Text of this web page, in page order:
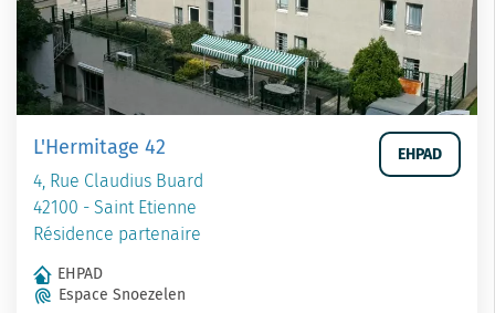
L'Hermitage 42
4, Rue Claudius Buard
42100 - Saint Etienne
Résidence partenaire
EHPAD
EHPAD
Espace Snoezelen